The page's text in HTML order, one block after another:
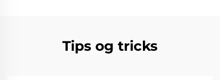
Tips og tricks